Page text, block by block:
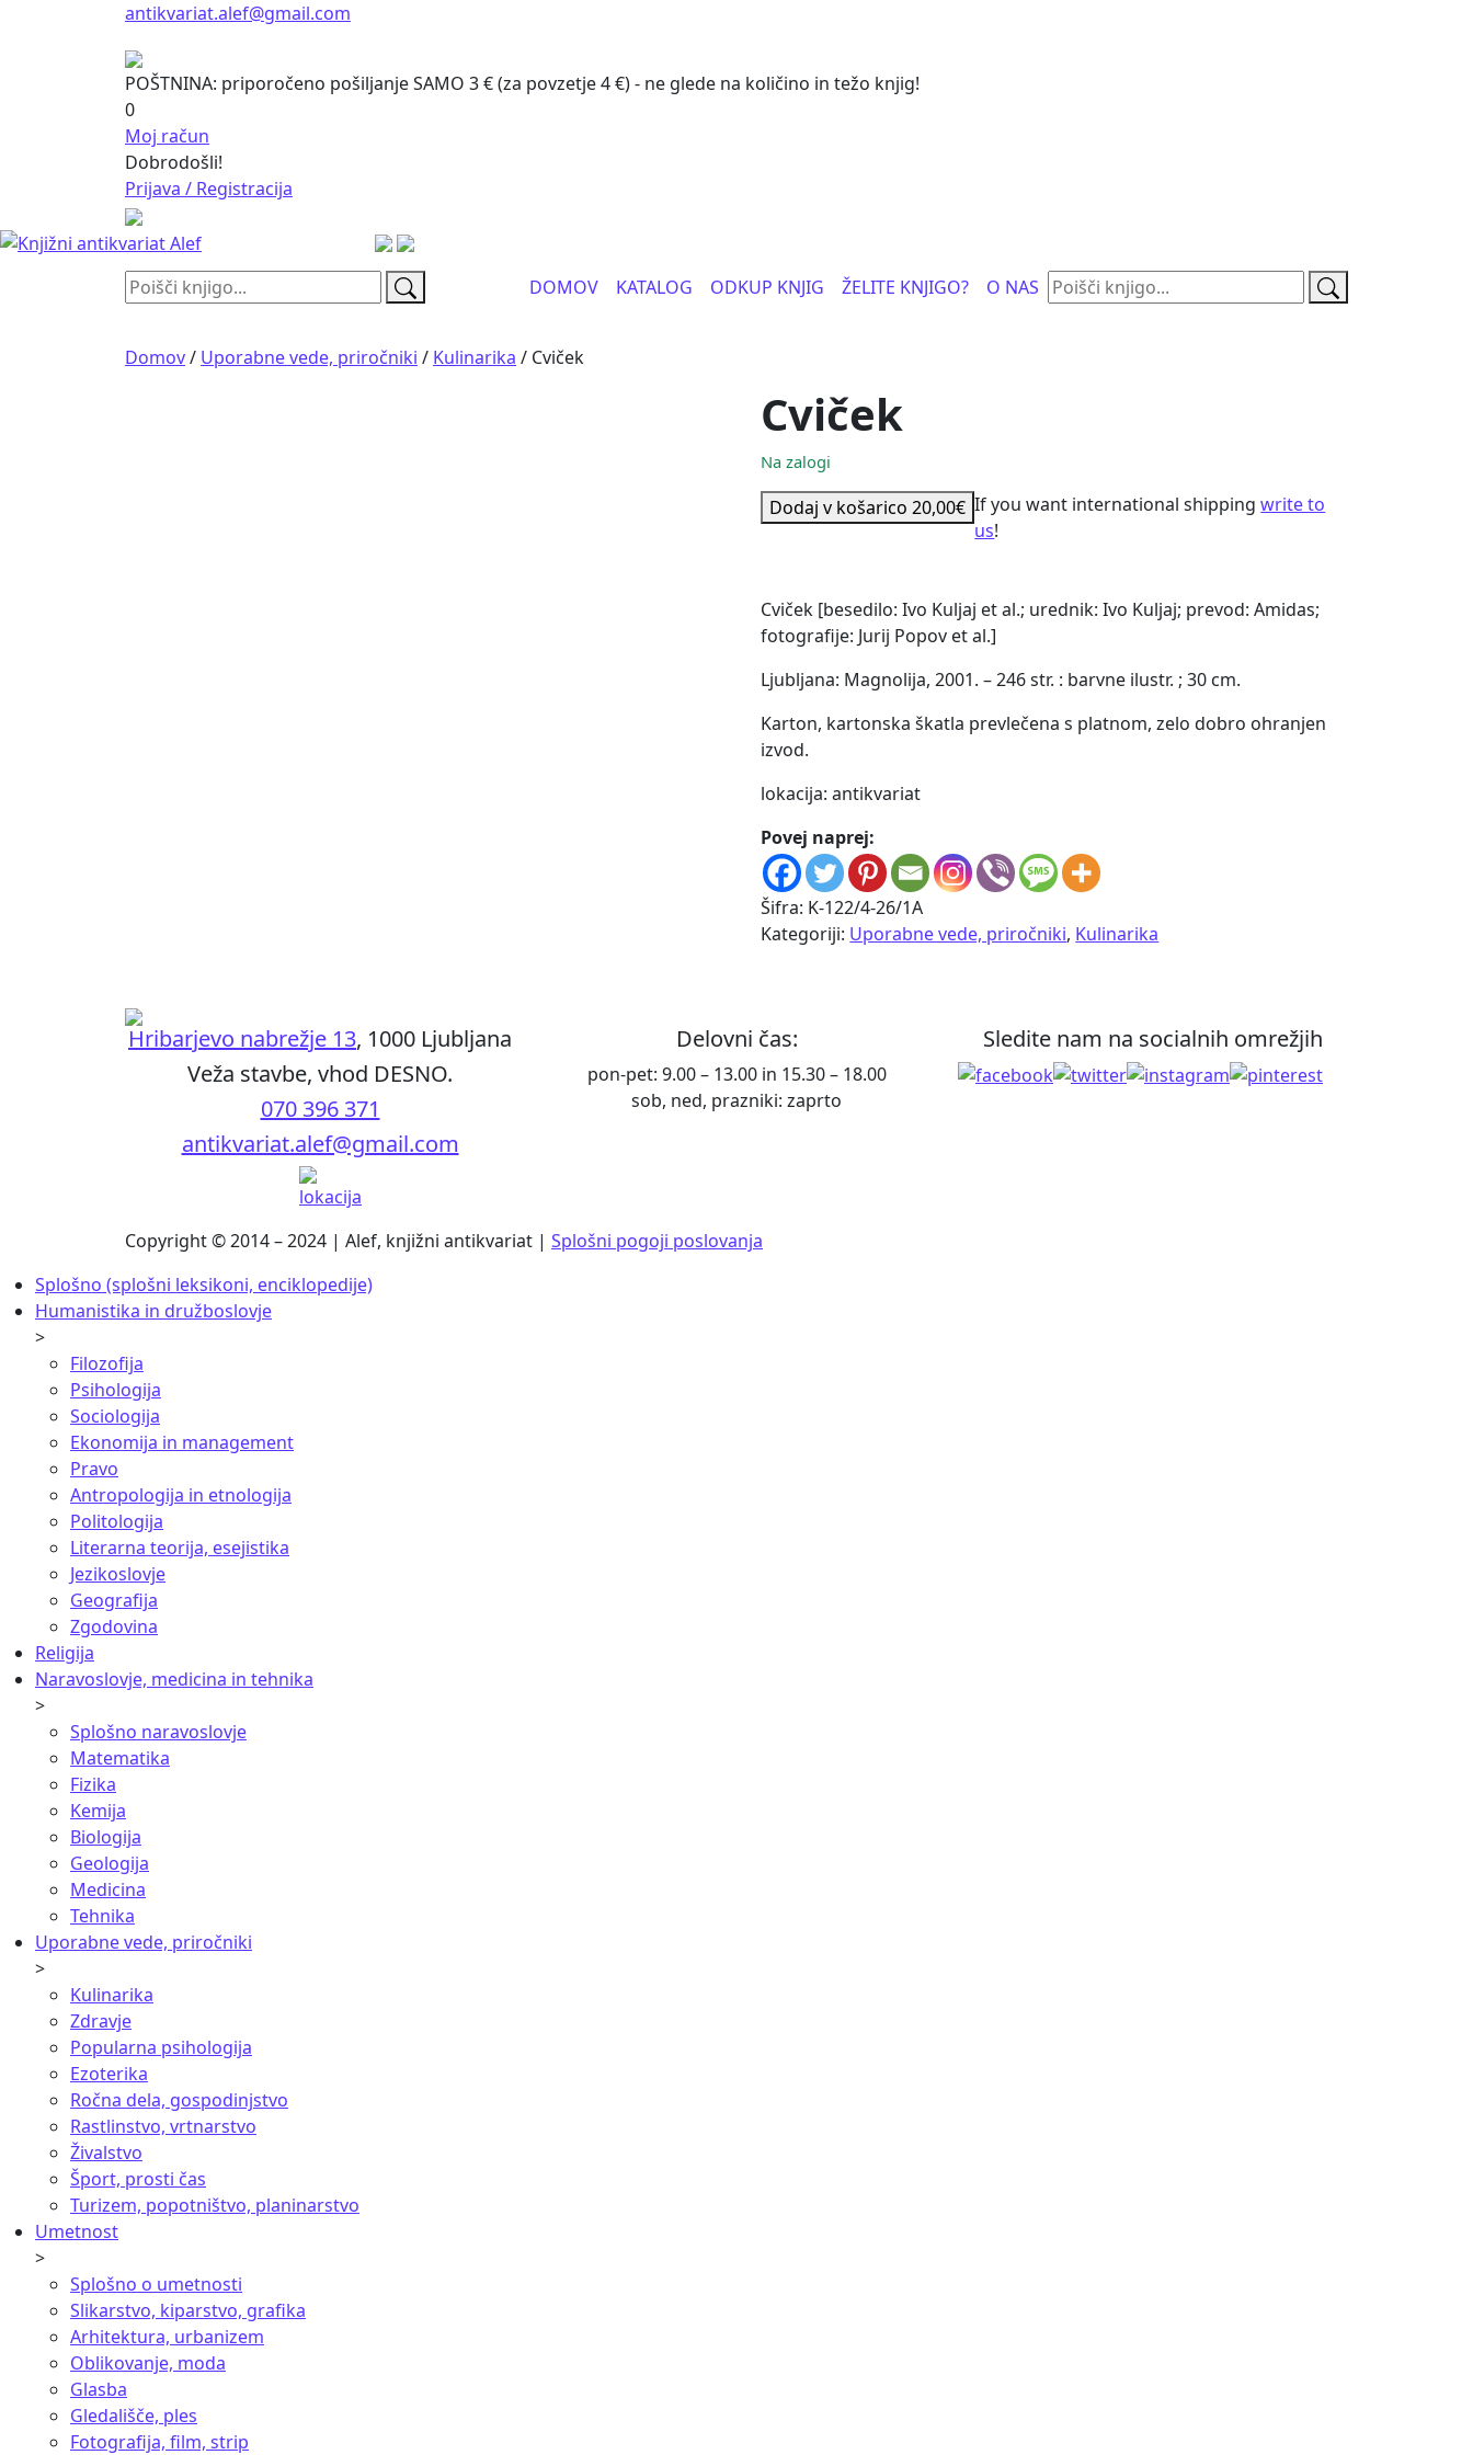
antikvariat.alef@gmail.com
POŠTNINA: priporočeno pošiljanje SAMO 3 € (za povzetje 4 €) - ne glede na količino in težo knjig!
0
Moj račun
Dobrodošli!
Prijava / Registracija
Išči: DOMOV KATALOG ODKUP KNJIG ŽELITE KNJIGO? O NAS Išči:
Domov/ Uporabne vede, priročniki / Kulinarika / Cviček
Cviček
Na zalogi
Cviček količina
Dodaj v košarico20,00€ If you want international shippingwrite to
us!
Cviček [besedilo: Ivo Kuljaj et al.; urednik: Ivo Kuljaj; prevod: Amidas;
fotografije: Jurij Popov et al.]
Ljubljana: Magnolija, 2001. – 246 str. : barvne ilustr. ; 30 cm.
Karton, kartonska škatla prevlečena s platnom, zelo dobro ohranjen
izvod.
lokacija: antikvariat
Povej naprej:
Šifra: K-122/4-26/1A
Kategoriji: Uporabne vede, priročniki, Kulinarika
Hribarjevo nabrežje 13, 1000 Ljubljana
Veža stavbe, vhod DESNO.
070 396 371
antikvariat.alef@gmail.com
Delovni čas:
pon-pet: 9.00 – 13.00 in 15.30 – 18.00
sob, ned, prazniki: zaprto
Sledite nam na socialnih omrežjih
Copyright © 2014 – 2024 | Alef, knjižni antikvariat | Splošni pogoji poslovanja
Splošno (splošni leksikoni, enciklopedije)
Humanistika in družboslovje
>
Filozofija
Psihologija
Sociologija
Ekonomija in management
Pravo
Antropologija in etnologija
Politologija
Literarna teorija, esejistika
Jezikoslovje
Geografija
Zgodovina
Religija
Naravoslovje, medicina in tehnika
>
Splošno naravoslovje
Matematika
Fizika
Kemija
Biologija
Geologija
Medicina
Tehnika
Uporabne vede, priročniki
>
Kulinarika
Zdravje
Popularna psihologija
Ezoterika
Ročna dela, gospodinjstvo
Rastlinstvo, vrtnarstvo
Živalstvo
Šport, prosti čas
Turizem, popotništvo, planinarstvo
Umetnost
>
Splošno o umetnosti
Slikarstvo, kiparstvo, grafika
Arhitektura, urbanizem
Oblikovanje, moda
Glasba
Gledališče, ples
Fotografija, film, strip